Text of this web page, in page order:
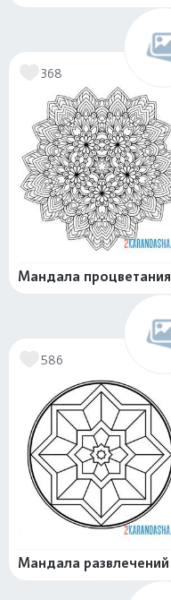
368
Мандала процветания
586
Мандала развлечений